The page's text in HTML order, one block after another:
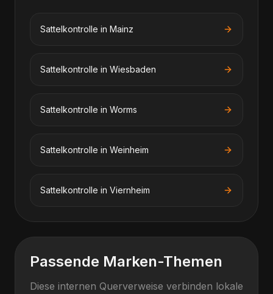
Sattelkontrolle in Mainz
Sattelkontrolle in Wiesbaden
Sattelkontrolle in Worms
Sattelkontrolle in Weinheim
Sattelkontrolle in Viernheim
Passende Marken-Themen
Diese internen Querverweise verbinden lokale